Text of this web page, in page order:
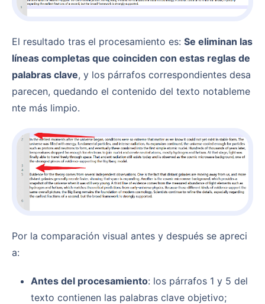
El resultado tras el procesamiento es: Se eliminan las
líneas completas que coinciden con estas reglas de
palabras clave, y los párrafos correspondientes desa
parecen, quedando el contenido del texto notableme
nte más limpio.
Por la comparación visual antes y después se apreci
a:
Antes del procesamiento: los párrafos 1 y 5 del
texto contienen las palabras clave objetivo;